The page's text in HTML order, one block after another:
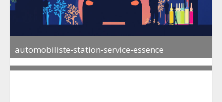
automobiliste-station-service-essence